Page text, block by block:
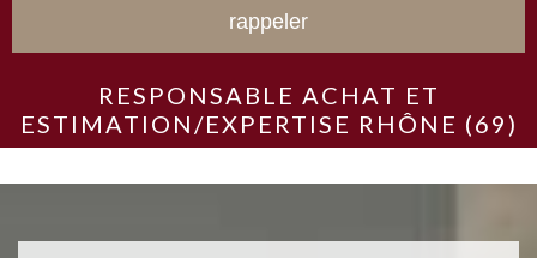
RESPONSABLE ACHAT ET
ESTIMATION/EXPERTISE RHÔNE (69)